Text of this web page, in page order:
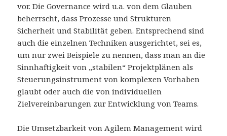
vor. Die Governance wird u.a. von dem Glauben
beherrscht, dass Prozesse und Strukturen
Sicherheit und Stabilität geben. Entsprechend sind
auch die einzelnen Techniken ausgerichtet, sei es,
um nur zwei Beispiele zu nennen, dass man an die
Sinnhaftigkeit von „stabilen“ Projektplänen als
Steuerungsinstrument von komplexen Vorhaben
glaubt oder auch die von individuellen
Zielvereinbarungen zur Entwicklung von Teams.
Die Umsetzbarkeit von Agilem Management wird